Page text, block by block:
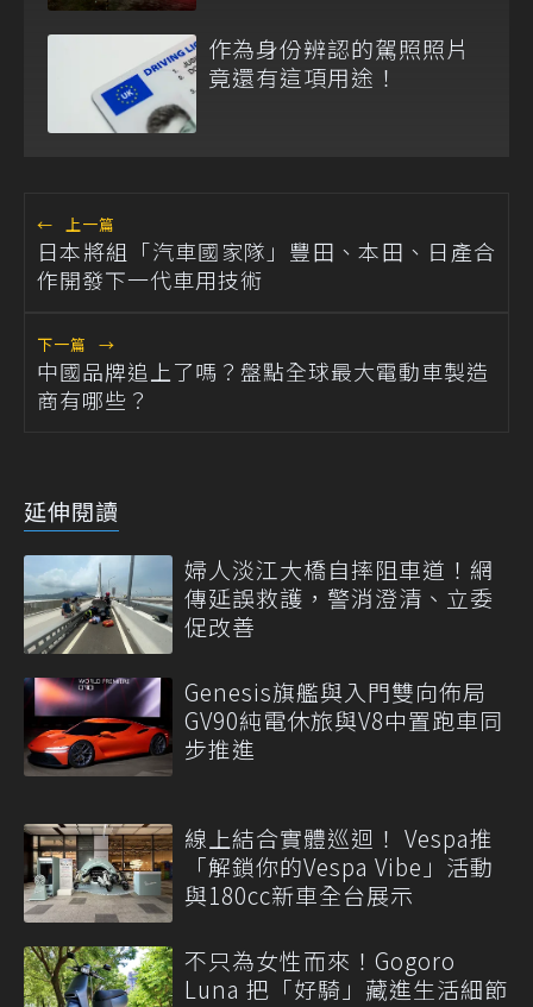
作為身份辨認的駕照照片
竟還有這項用途！
← 上一篇
日本將組「汽車國家隊」豐田、本田、日產合
作開發下一代車用技術
下一篇 →
中國品牌追上了嗎？盤點全球最大電動車製造
商有哪些？
延伸閱讀
婦人淡江大橋自摔阻車道！網
傳延誤救護，警消澄清、立委
促改善
Genesis旗艦與入門雙向佈局
GV90純電休旅與V8中置跑車同
步推進
線上結合實體巡迴！ Vespa推
「解鎖你的Vespa Vibe」活動
與180cc新車全台展示
不只為女性而來！Gogoro
Luna 把「好騎」藏進生活細節